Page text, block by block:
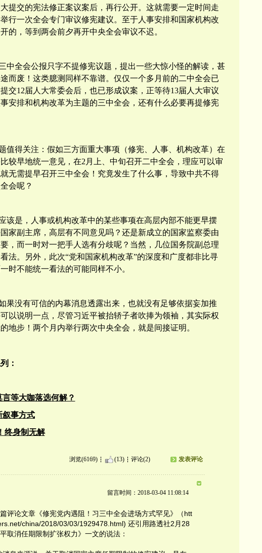
提交的宪法修正案议案后，再行公开。这就需要一定时间走
行一次全会专门审议修宪建议。至于人事安排和国家机构改
的，等到两会前夕再开中央全会审议不迟。
中全会公报只字不提修宪议题，提出一些大惊小怪的解读，甚
而废！这类臆测同样不靠谱。仅仅一个多月前的二中全会已
交12届人大常委会后，也已形成议案，正等待13届人大审议
安排和机构改革为主题的三中全会，还有什么必要再提修宪
值得关注：假如三方面重大事项（修宪、人事、机构改革）在
较早地统一意见，在2 月上、中旬召开二中全会，理应可以审
无需提早召开三中全会！究竟发生了什么事，导致中共不得
会呢？
该是，人事或机构改革中的某些事项在高层内部不能更早摆
家副主席，高层有不同意见吗？还是新成立的国家监察委由
，而一时对一把手人选有分歧呢？当然，几位国务院副总理
法。另外，此次“党和国家机构改革”的深度和广度都非比寻
时不能统一看法的可能同样不小。
果没有可信的内幕消息透露出来，也就没有足够依据妄加推
以说明一点，尽管习近平被抬轿子者吹捧为领袖，其实际权
地步！两个月内举行两次中央全会，就是间接证明。
：
等大咖落选何解？
叙事方式
终身制无解
浏览(6169) (13) 评论(2) 发表评论
留言时间：2018-03-04 11:08:14
篇评论文章《修宪党内遇阻！习三中全会进场方式罕见》（htt
china/2018/03/03/1929478.html) 还引用路透社2月28
取消任期限制扩张权力》一文的说法：